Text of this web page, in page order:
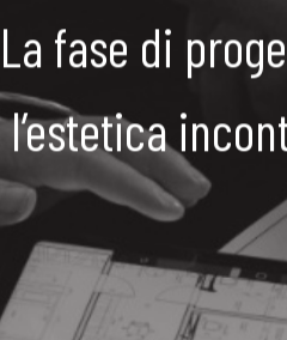
La fase di
l’estetica